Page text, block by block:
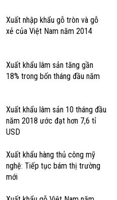
Xuất nhập khẩu gỗ tròn và gỗ
xẻ của Việt Nam năm 2014
Xuất khẩu lâm sản tăng gần
18% trong bốn tháng đầu năm
Xuất khẩu lâm sản 10 tháng đầu
năm 2018 ước đạt hơn 7,6 tỉ
USD
Xuất khẩu hàng thủ công mỹ
nghệ: Tiếp tục bám thị trường
mới